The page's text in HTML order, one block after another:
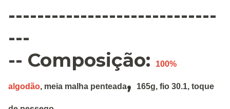
-----------------------------
---
-- Composição:
100%
algodão, meia malha penteada, 165g, fio 30.1, toque